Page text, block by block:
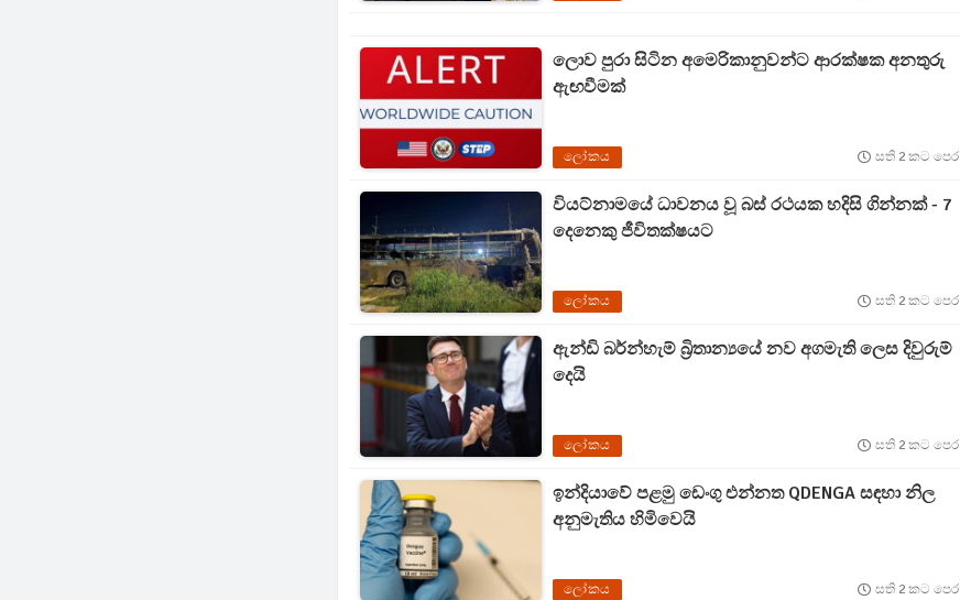
ලොව පුරා සිටින අමෙරිකානුවන්ට ආරක්ෂක අනතුරු
ඇඟවීමක්
ලෝකය සති 2 කට පෙර
වියට්නාමයේ ධාවනය වූ බස් රථයක හදිසි ගින්නක් - 7
දෙනෙකු ජීවිතක්ෂයට
ලෝකය සති 2 කට පෙර
ඇන්ඩි බර්න්හැම් බ්‍රිතාන්‍යයේ නව අගමැති ලෙස දිවුරුම්
දෙයි
ලෝකය සති 2 කට පෙර
ඉන්දියාවේ පළමු ඩෙංගු එන්නත QDENGA සඳහා නිල
අනුමැතිය හිමිවෙයි
ලෝකය සති 2 කට පෙර